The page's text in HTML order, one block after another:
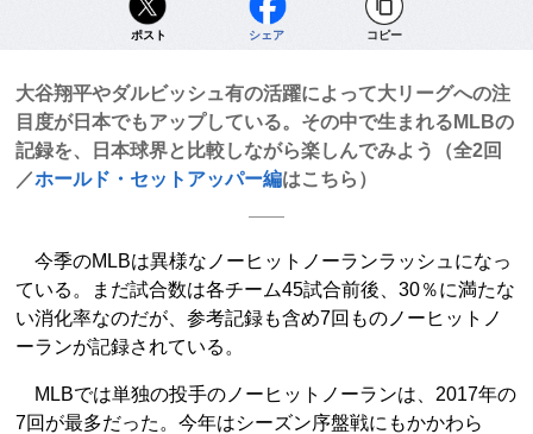
ポスト シェア コピー
大谷翔平やダルビッシュ有の活躍によって大リーグへの注
目度が日本でもアップしている。その中で生まれるMLBの
記録を、日本球界と比較しながら楽しんでみよう（全2回
／ホールド・セットアッパー編はこちら）
今季のMLBは異様なノーヒットノーランラッシュになっ
ている。まだ試合数は各チーム45試合前後、30％に満たな
い消化率なのだが、参考記録も含め7回ものノーヒットノ
ーランが記録されている。
MLBでは単独の投手のノーヒットノーランは、2017年の
7回が最多だった。今年はシーズン序盤戦にもかかわら